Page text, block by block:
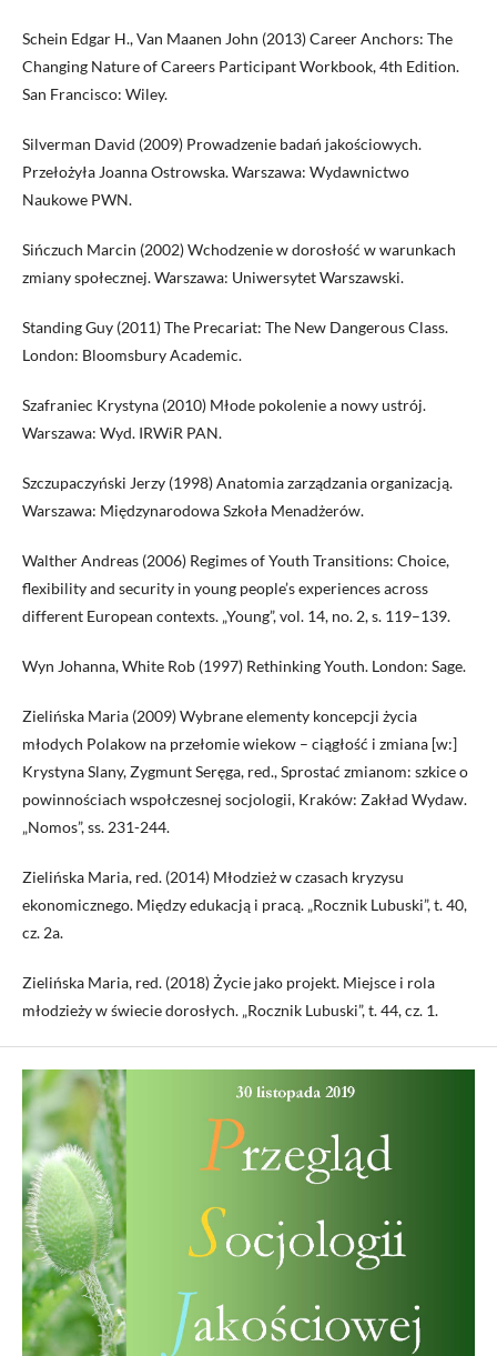
Schein Edgar H., Van Maanen John (2013) Career Anchors: The
Changing Nature of Careers Participant Workbook, 4th Edition.
San Francisco: Wiley.
Silverman David (2009) Prowadzenie badań jakościowych.
Przełożyła Joanna Ostrowska. Warszawa: Wydawnictwo
Naukowe PWN.
Sińczuch Marcin (2002) Wchodzenie w dorosłość w warunkach
zmiany społecznej. Warszawa: Uniwersytet Warszawski.
Standing Guy (2011) The Precariat: The New Dangerous Class.
London: Bloomsbury Academic.
Szafraniec Krystyna (2010) Młode pokolenie a nowy ustrój.
Warszawa: Wyd. IRWiR PAN.
Szczupaczyński Jerzy (1998) Anatomia zarządzania organizacją.
Warszawa: Międzynarodowa Szkoła Menadżerów.
Walther Andreas (2006) Regimes of Youth Transitions: Choice,
flexibility and security in young people’s experiences across
different European contexts. „Young”, vol. 14, no. 2, s. 119–139.
Wyn Johanna, White Rob (1997) Rethinking Youth. London: Sage.
Zielińska Maria (2009) Wybrane elementy koncepcji życia
młodych Polakow na przełomie wiekow – ciągłość i zmiana [w:]
Krystyna Slany, Zygmunt Seręga, red., Sprostać zmianom: szkice o
powinnościach wspołczesnej socjologii, Kraków: Zakład Wydaw.
„Nomos”, ss. 231-244.
Zielińska Maria, red. (2014) Młodzież w czasach kryzysu
ekonomicznego. Między edukacją i pracą. „Rocznik Lubuski”, t. 40,
cz. 2a.
Zielińska Maria, red. (2018) Życie jako projekt. Miejsce i rola
młodzieży w świecie dorosłych. „Rocznik Lubuski”, t. 44, cz. 1.